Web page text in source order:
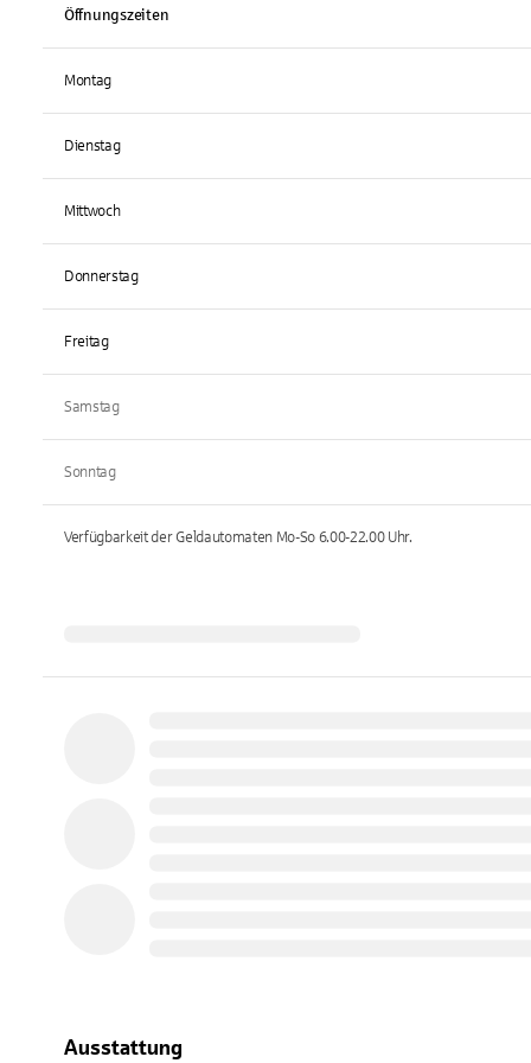
Öffnungszeiten
Montag
Dienstag
Mittwoch
Donnerstag
Freitag
Samstag
Sonntag
Verfügbarkeit der Geldautomaten Mo-So 6.00-22.00Uhr.
Ausstattung